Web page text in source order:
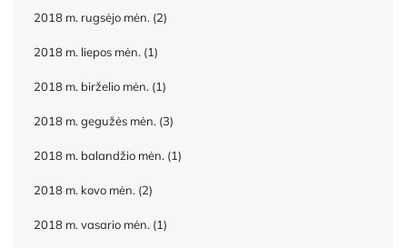
2018 m. rugsėjo mėn. (2)
2018 m. liepos mėn. (1)
2018 m. birželio mėn. (1)
2018 m. gegužės mėn. (3)
2018 m. balandžio mėn. (1)
2018 m. kovo mėn. (2)
2018 m. vasario mėn. (1)